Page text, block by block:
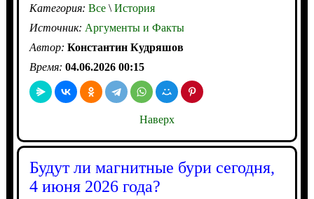
Категория: Все\История
Источник: Аргументы и Факты
Автор: Константин Кудряшов
Время: 04.06.2026 00:15
Наверх
Будут ли магнитные бури сегодня,
4 июня 2026 года?